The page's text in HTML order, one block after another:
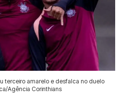
terceiro amarelo e desfalca no duelo
Agência Corinthians